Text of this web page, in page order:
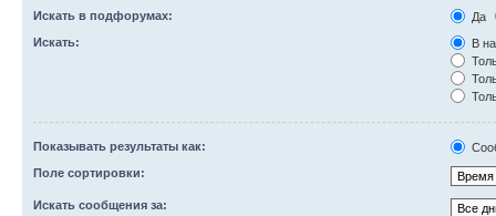
Искать в подфорумах:
Да
Искать:
В
Показывать результаты как:
Поле сортировки:
Искать сообщения за: